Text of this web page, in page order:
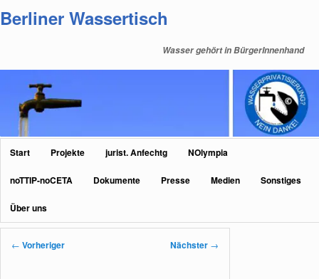
primären
Berliner Wassertisch
Wasser gehört in BürgerInnenhand
Hauptmenü
Start Projekte jurist. Anfechtg NOlympia
noTTIP-noCETA Dokumente Presse Medien Sonstiges
Über uns
Beitragsnavigation
← Vorheriger Nächster →